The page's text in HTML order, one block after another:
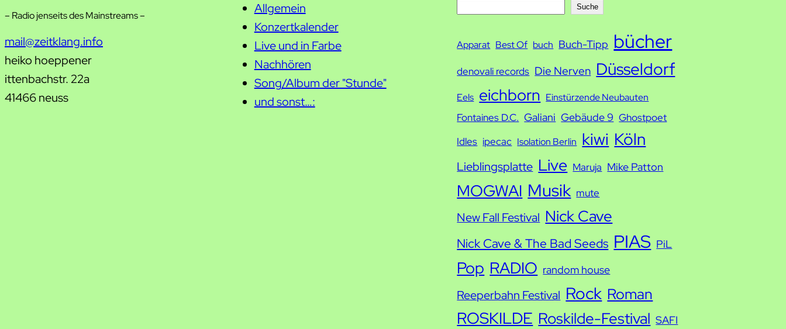
– Radio jenseits des Mainstreams –
mail@zeitklang.info
heiko hoeppener
ittenbachstr. 22a
41466 neuss
Allgemein
Konzertkalender
Live und in Farbe
Nachhören
Song/Album der "Stunde"
und sonst…:
c
Suche
Apparat Best Of buch Buch-Tipp bücher
denovali records Die Nerven Düsseldorf
Eels eichborn Einstürzende Neubauten
Fontaines D.C. Galiani Gebäude 9 Ghostpoet
Idles ipecac Isolation Berlin kiwi Köln
Lieblingsplatte Live Maruja Mike Patton
MOGWAI Musik mute
New Fall Festival Nick Cave
Nick Cave & The Bad Seeds PIAS PiL
Pop RADIO random house
Reeperbahn Festival Rock Roman
ROSKILDE Roskilde-Festival SAFI